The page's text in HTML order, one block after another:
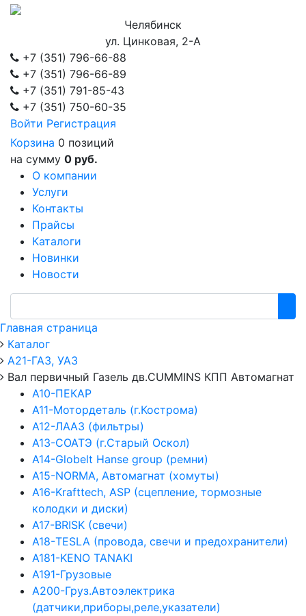
Челябинск
ул. Цинковая, 2-А
+7 (351) 796-66-88
+7 (351) 796-66-89
+7 (351) 791-85-43
+7 (351) 750-60-35
Войти Регистрация
Корзина 0 позиций
на сумму 0 руб.
О компании
Услуги
Контакты
Прайсы
Каталоги
Новинки
Новости
Главная страница
Каталог
А21-ГАЗ, УАЗ
Вал первичный Газель дв.CUMMINS КПП Автомагнат
А10-ПЕКАР
А11-Мотордеталь (г.Кострома)
А12-ЛААЗ (фильтры)
А13-СОАТЭ (г.Старый Оскол)
А14-Globelt Hanse group (ремни)
А15-NORMA, Автомагнат (хомуты)
А16-Krafttech, ASP (сцепление, тормозные
колодки и диски)
А17-BRISK (свечи)
А18-TESLA (провода, свечи и предохранители)
А181-KENO TANAKI
А191-Грузовые
А200-Груз.Автоэлектрика
(датчики,приборы,реле,указатели)